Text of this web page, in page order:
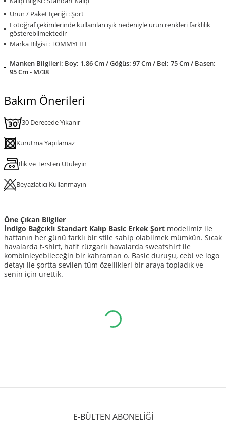
Ürün / Paket İçeriği : Şort
Fotoğraf çekimlerinde kullanılan ışık nedeniyle ürün renkleri farklılık
gösterebilmektedir
Marka Bilgisi : TOMMYLIFE
Manken Bilgileri: Boy: 1.86 Cm / Göğüs: 97 Cm / Bel: 75 Cm / Basen:
95 Cm - M/38
Bakım Önerileri
30 Derecede Yıkanır
Kurutma Yapılamaz
Ilık ve Tersten Ütüleyin
Beyazlatıcı Kullanmayın
Öne Çıkan Bilgiler
İndigo Bağcıklı Standart Kalıp Basic Erkek Şort modelimiz ile
haftanın her günü farklı bir stile sahip olabilmek mümkün. Sıcak
havalarda t-shirt, hafif rüzgarlı havalarda sweatshirt ile
kombinleyebileceğin bir kahraman o. Basic duruşu, cebi ve logo
detayı ile şortta sevilen tüm özellikleri bir araya topladık ve
senin için ürettik.
E-BÜLTEN ABONELİĞİ